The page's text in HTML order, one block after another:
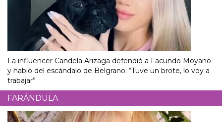
La influencer Candela Arizaga defendió a Facundo Moyano
y habló del escándalo de Belgrano: “Tuve un brote, lo voy a
trabajar”
FARÁNDULA